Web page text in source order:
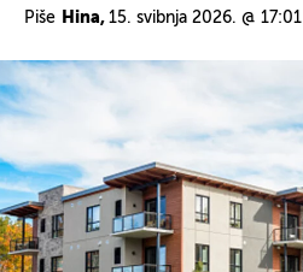
Piše Hina, 15. svibnja 2026. @ 17:01